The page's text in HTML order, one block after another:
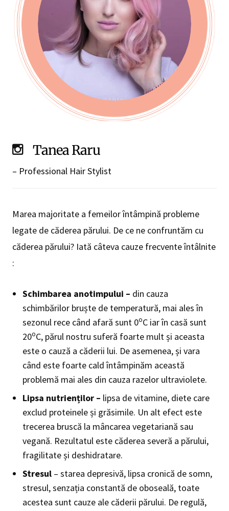
Tanea Raru
– Professional Hair Stylist
Marea majoritate a femeilor întâmpină probleme
legate de căderea părului. De ce ne confruntăm cu
căderea părului? Iată câteva cauze frecvente întâlnite
:
Schimbarea anotimpului – din cauza
schimbărilor bruște de temperatură, mai ales în
sezonul rece când afară sunt 0oC iar în casă sunt
20oC, părul nostru suferă foarte mult și aceasta
este o cauză a căderii lui. De asemenea, și vara
când este foarte cald întâmpinăm această
problemă mai ales din cauza razelor ultraviolete.
Lipsa nutrienților – lipsa de vitamine, diete care
exclud proteinele și grăsimile. Un alt efect este
trecerea bruscă la mâncarea vegetariană sau
vegană. Rezultatul este căderea severă a părului,
fragilitate și deshidratare.
Stresul – starea depresivă, lipsa cronică de somn,
stresul, senzația constantă de oboseală, toate
acestea sunt cauze ale căderii părului. De regulă,